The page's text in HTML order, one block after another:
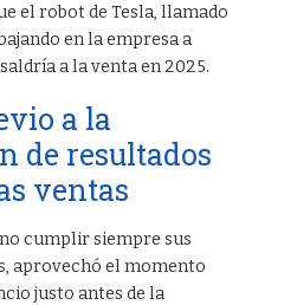
el robot de Tesla, llamado
en la empresa a
a la venta en 2025.
a la
de resultados
ventas
cumplir siempre sus
aprovechó el momento
justo antes de la